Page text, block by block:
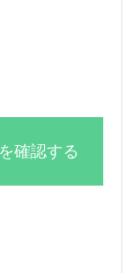
確認する